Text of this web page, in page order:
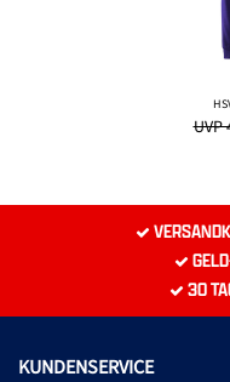
UVP
30
KUNDENSERVICE